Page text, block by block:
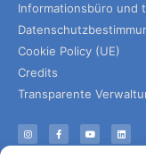
Informationsbüro und
Cookie Policy (UE)
Credits
Transparente